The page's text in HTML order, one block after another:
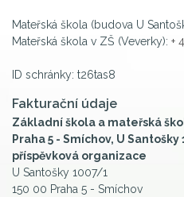
Mateřská škola (budova U
Mateřská škola v ZŠ (Veverky): +
ID schránky: t26tas8
Fakturační údaje
Základní škola a mateřská
Praha 5 - Smíchov, U
příspěvková organizace
U Santošky 1007/1
150 00 Praha 5 - Smíchov